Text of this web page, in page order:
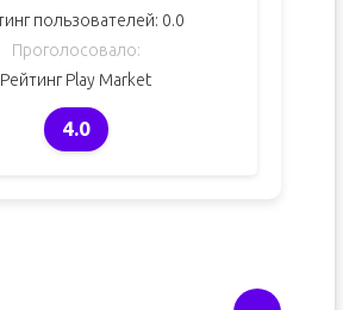
пользователей: 0.0
Проголосовало:
Рейтинг Play Market
4.0